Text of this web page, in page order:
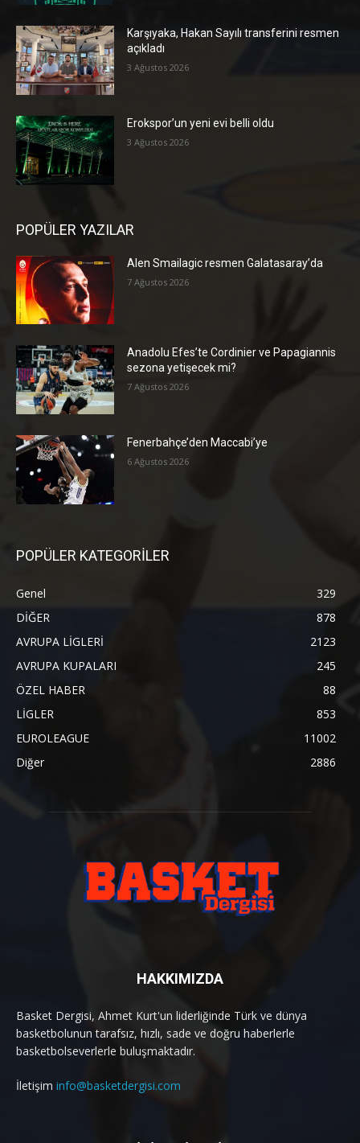
Karşıyaka, Hakan Sayılı transferini resmen
açıkladı
3 Ağustos 2026
Erokspor’un yeni evi belli oldu
3 Ağustos 2026
POPÜLER YAZILAR
Alen Smailagic resmen Galatasaray’da
7 Ağustos 2026
Anadolu Efes’te Cordinier ve Papagiannis
sezona yetişecek mi?
7 Ağustos 2026
Fenerbahçe’den Maccabi’ye
6 Ağustos 2026
POPÜLER KATEGORİLER
Genel
329
DİĞER
878
AVRUPA LİGLERİ
2123
AVRUPA KUPALARI
245
ÖZEL HABER
88
LİGLER
853
EUROLEAGUE
11002
Diğer
2886
HAKKIMIZDA
Basket Dergisi, Ahmet Kurt'un liderliğinde Türk ve dünya
basketbolunun tarafsız, hızlı, sade ve doğru haberlerle
basketbolseverlerle buluşmaktadır.
İletişim info@basketdergisi.com